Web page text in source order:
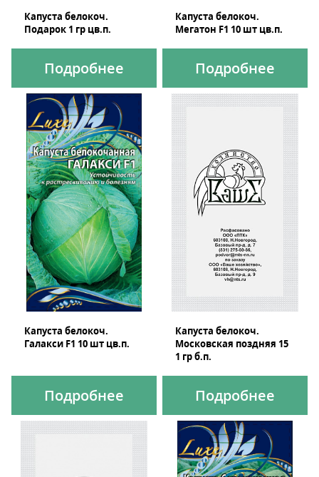
Капуста белокоч.
Подарок 1 гр цв.п.
Подробнее
Капуста белокоч.
Мегатон F1 10 шт цв.п.
Подробнее
Капуста белокоч.
Галакси F1 10 шт цв.п.
Подробнее
Капуста белокоч.
Московская поздняя 15
1 гр б.п.
Подробнее